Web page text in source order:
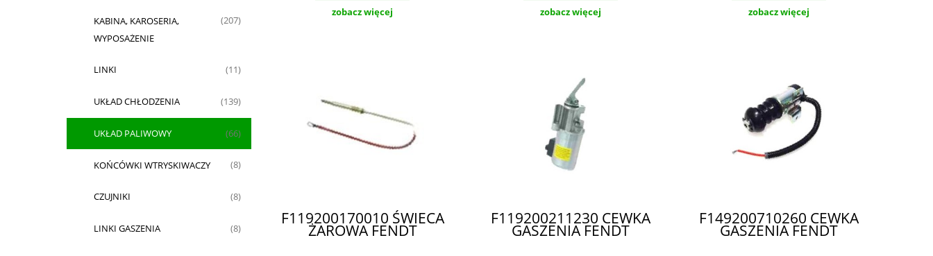
KABINA, KAROSERIA,
WYPOSAŻENIE
(207)
LINKI (11)
UKŁAD CHŁODZENIA (139)
UKŁAD PALIWOWY (66)
KOŃCÓWKI WTRYSKIWACZY (8)
CZUJNIKI (8)
LINKI GASZENIA (8)
zobacz więcej zobacz więcej zobacz więcej
F119200170010 ŚWIECA
ŻAROWA FENDT
F119200211230 CEWKA
GASZENIA FENDT
F149200710260 CEWKA
GASZENIA FENDT